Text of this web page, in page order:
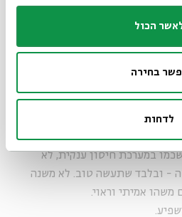
הכול
בחירה
לדחות
ההיסטורי קובע ש"שנאת חינם"
העשירי הרומאי - וכאילו
בבטן אומר שהכל קשור להכל.
במערכת חיסון ענקית, לא
- ובלבד שתעשה טוב. לא משנה
אמיתי וראוי.